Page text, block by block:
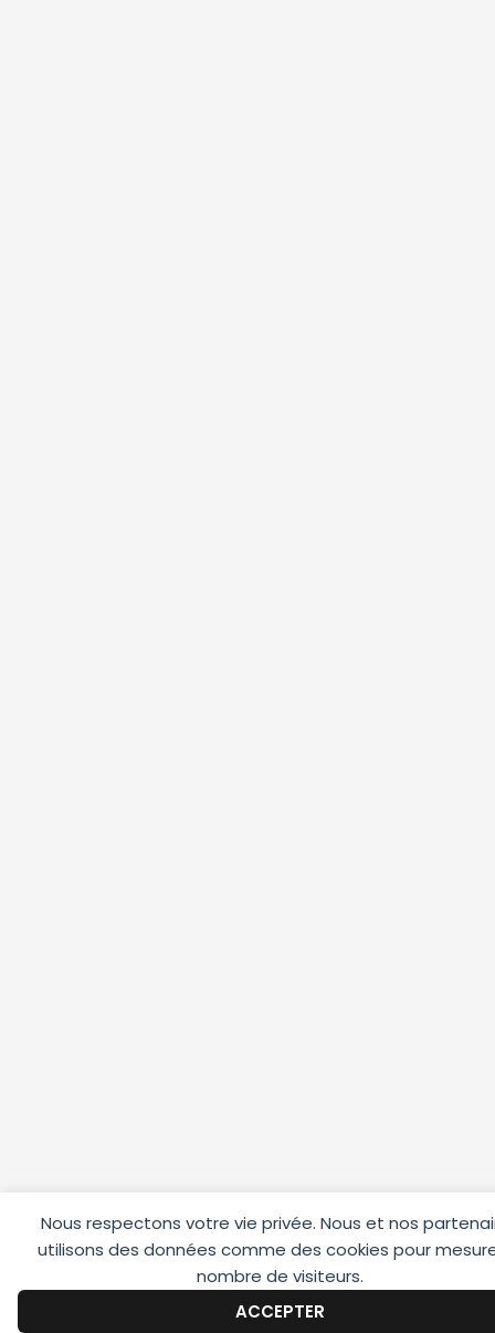
Nous respectons votre vie privée. Nous et nos
utilisons des données comme des cookies pour
nombre de visiteurs.
ACCEPTER